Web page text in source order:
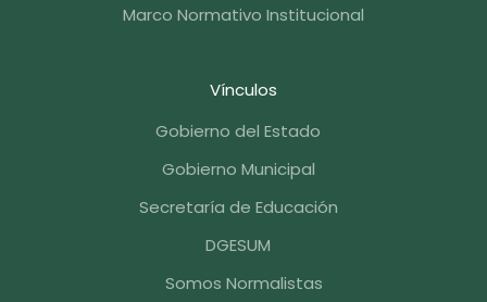
Marco Normativo Institucional
Vínculos
Gobierno del Estado
Gobierno Municipal
Secretaría de Educación
DGESUM
Somos Normalistas